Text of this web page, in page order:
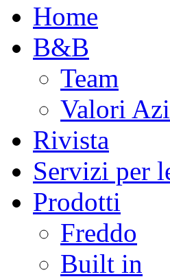
Home
B&B
Team
Valori
Rivista
Servizi per
Prodotti
Freddo
Built in